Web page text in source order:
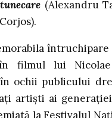
(Alexandru
filmul lui
în ochii publicului
artişti ai
la Festivalul